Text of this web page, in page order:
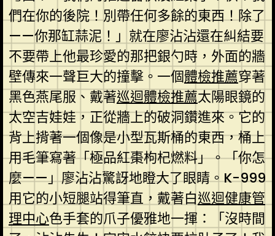
們在你的後院！別帶任何多餘的東西！除了
——你那缸蒜泥！」就在廖沾沾還在糾結要
不要帶上他最珍愛的那把銀勺時，外面的牆
壁傳來一聲巨大的撞擊。一個體檢推薦穿著
黑色燕尾服、戴著巡迴體檢推薦太陽眼鏡的
太空吉娃娃，正從牆上的破洞鑽進來。它的
背上揹著一個像是小型瓦斯桶的東西，桶上
用毛筆寫著「極品紅棗枸杞燃料」。「你怎
麼——」廖沾沾驚訝地瞪大了眼睛。K-999
用它的小短腿站得筆直，戴著白巡迴健康管
理中心色手套的爪子優雅地一揮：「沒時間